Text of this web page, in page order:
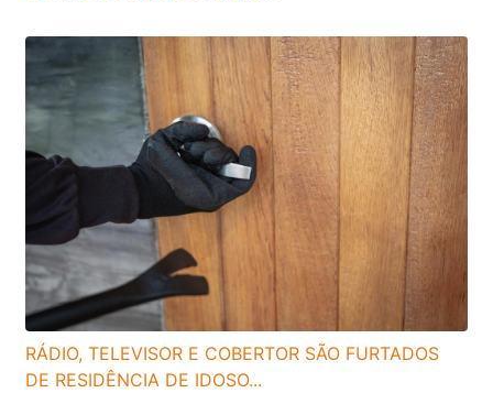
RÁDIO, TELEVISOR E COBERTOR SÃO FURTADOS
DE RESIDÊNCIA DE IDOSO...